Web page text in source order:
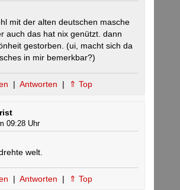
mit der alten deutschen masche
auch das hat nix genützt. dann
gestorben. (ui, macht sich da
in mir bemerkbar?)
| Antworten | ⇑ Top
09:28 Uhr
welt.
| Antworten | ⇑ Top